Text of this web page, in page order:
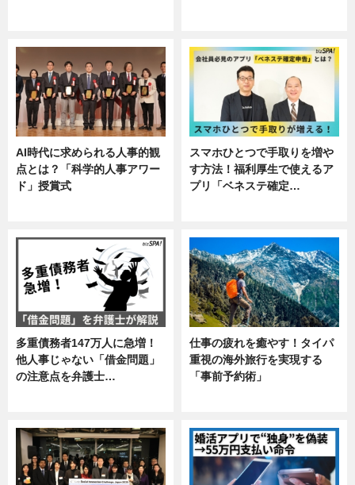
AI時代に求められる人事的観
点とは？「科学的人事アワー
ド」授賞式
スマホひとつで手取りを増や
す方法！福利厚生で使えるア
プリ「ベネステ確定…
多重債務者147万人に急増！
他人事じゃない「借金問題」
の注意点を弁護士…
仕事の疲れを癒やす！タイパ
重視の海外旅行を実現する
「事前予約術」